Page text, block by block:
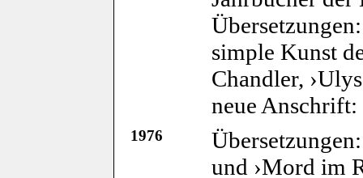
simple Kunst
Chandler,
neue Anschrift:
1976
und ›Mord im